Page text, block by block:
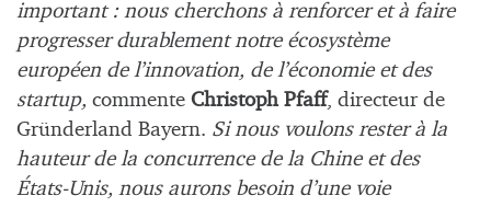
important : nous cherchons à renforcer et à faire
progresser durablement notre écosystème
européen de l’innovation, de l’économie et des
startup, commente Christoph Pfaff, directeur de
Gründerland Bayern. Si nous voulons rester à la
hauteur de la concurrence de la Chine et des
États-Unis, nous aurons besoin d’une voie